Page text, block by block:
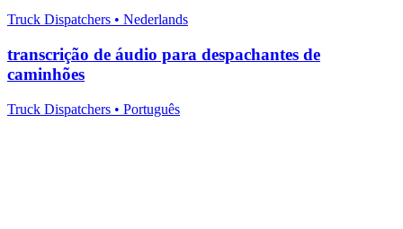
Truck Dispatchers • Nederlands
transcrição de áudio para despachantes de
caminhões
Truck Dispatchers • Português